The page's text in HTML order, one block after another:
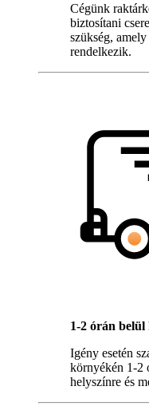
Cégünk
biztosítani
szükség,
rendelkezik.
1-2 órán
Igény esetén
környékén 1-2
helyszínre és